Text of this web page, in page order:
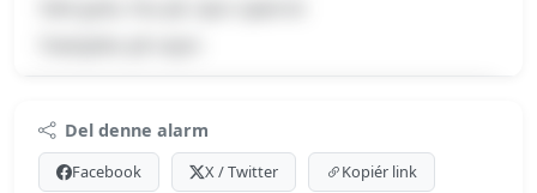
Log ind med Premium for at se meldingen og kortet.
Del denne alarm
Facebook X / Twitter Kopiér link